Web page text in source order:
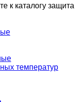
к каталогу защита
температур